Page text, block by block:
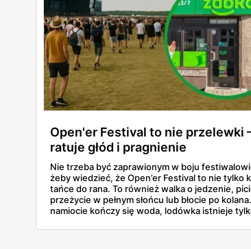
Open'er Festival to nie przelewki
ratuje głód i pragnienie
Nie trzeba być zaprawionym w boju
żeby wiedzieć, że Open’er Festival to nie tylko
tańce do rana. To również walka o jedzenie,
przeżycie w pełnym słońcu lub błocie po
namiocie kończy się woda, lodówka istnieje
sceny — na pomoc przychodzi stary, dobry